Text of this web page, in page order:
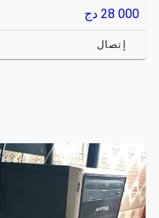
28 000 دج
إتصال